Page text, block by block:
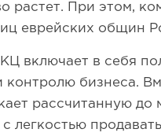
растет. При этом,
еврейских общин
включает в себя
бизнеса.
рассчитанную до
легкостью